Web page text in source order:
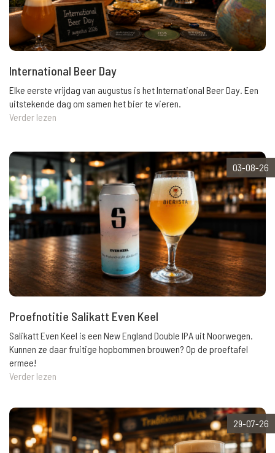
International Beer Day
Elke eerste vrijdag van augustus is het International Beer Day. Een
uitstekende dag om samen het bier te vieren.
Verder lezen
03-08-26
Proefnotitie Salikatt Even Keel
Salikatt Even Keel is een New England Double IPA uit Noorwegen.
Kunnen ze daar fruitige hopbommen brouwen? Op de proeftafel
ermee!
Verder lezen
29-07-26